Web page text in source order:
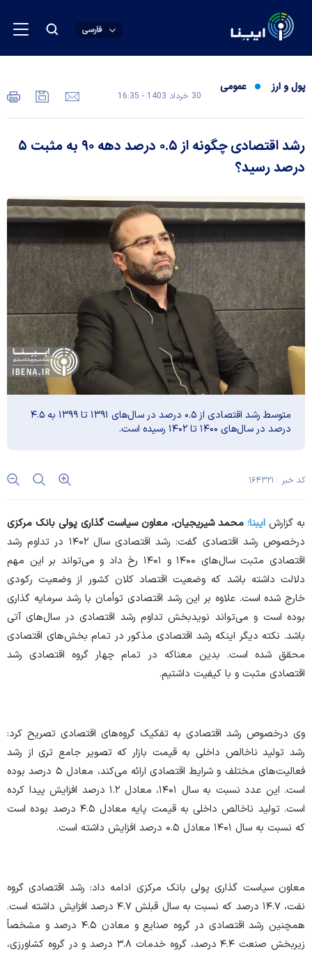
فارسی
پول و ارز عمومی
30 خرداد 1403 - 16:35
رشد اقتصادی چگونه از ۰.۵ درصد دهه ۹۰ به مثبت ۵
درصد رسید؟
متوسط رشد اقتصادی از ۰.۵ درصد در سال‌های ۱۳۹۱ تا ۱۳۹۹ به ۴.۵
درصد در سال‌های ۱۴۰۰ تا ۱۴۰۲ رسیده است.
کد خبر : ۱۶۴۳۲۱
به گزارش ایبنا؛ محمد شیریجیان، معاون سیاست گذاری پولی بانک مرکزی
درخصوص رشد اقتصادی گفت: رشد اقتصادی سال ۱۴۰۲ در تداوم رشد
اقتصادی مثبت سال‌های ۱۴۰۰ و ۱۴۰۱ رخ داد و می‌تواند بر این مهم
دلالت داشته باشد که وضعیت اقتصاد کلان کشور از وضعیت رکودی
خارج شده است. علاوه بر این رشد اقتصادی توأمان با رشد سرمایه گذاری
بوده است و می‌تواند نویدبخش تداوم رشد اقتصادی در سال‌های آتی
باشد. نکته دیگر اینکه رشد اقتصادی مذکور در تمام بخش‌های اقتصادی
محقق شده است. بدین معناکه در تمام چهار گروه اقتصادی رشد
اقتصادی مثبت و با کیفیت داشتیم.
وی درخصوص رشد اقتصادی به تفکیک گروه‌های اقتصادی تصریح کرد:
رشد تولید ناخالص داخلی به قیمت بازار که تصویر جامع تری از رشد
فعالیت‌های مختلف و شرایط اقتصادی ارائه می‌کند، معادل ۵ درصد بوده
است. این عدد نسبت به سال ۱۴۰۱، معادل ۱.۲ درصد افزایش پیدا کرده
است. تولید ناخالص داخلی به قیمت پایه معادل ۴.۵ درصد بوده است
که نسبت به سال ۱۴۰۱ معادل ۰.۵ درصد افزایش داشته است.
معاون سیاست گذاری پولی بانک مرکزی ادامه داد: رشد اقتصادی گروه
نفت، ۱۴.۷ درصد که نسبت به سال قبلش ۴.۷ درصد افزایش داشته است.
همچنین رشد اقتصادی در گروه صنایع و معادن ۴.۵ درصد و مشخصاً
زیربخش صنعت ۴.۴ درصد، گروه خدمات ۳.۸ درصد و در گروه کشاورزی،